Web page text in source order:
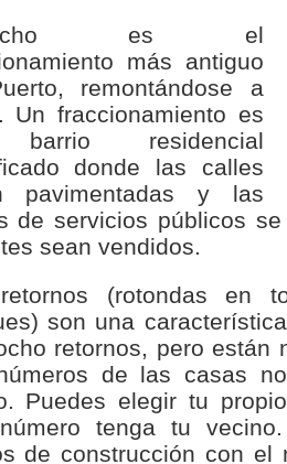
es el
más antiguo
remontándose a
Un fraccionamiento es
residencial
donde las calles
pavimentadas y las
de servicios públicos
sean vendidos.
(rotondas en
son una
retornos, pero están
de las casas
Puedes elegir tu
tenga tu
de construcción con el